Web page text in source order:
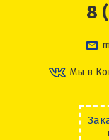
8
Мы в